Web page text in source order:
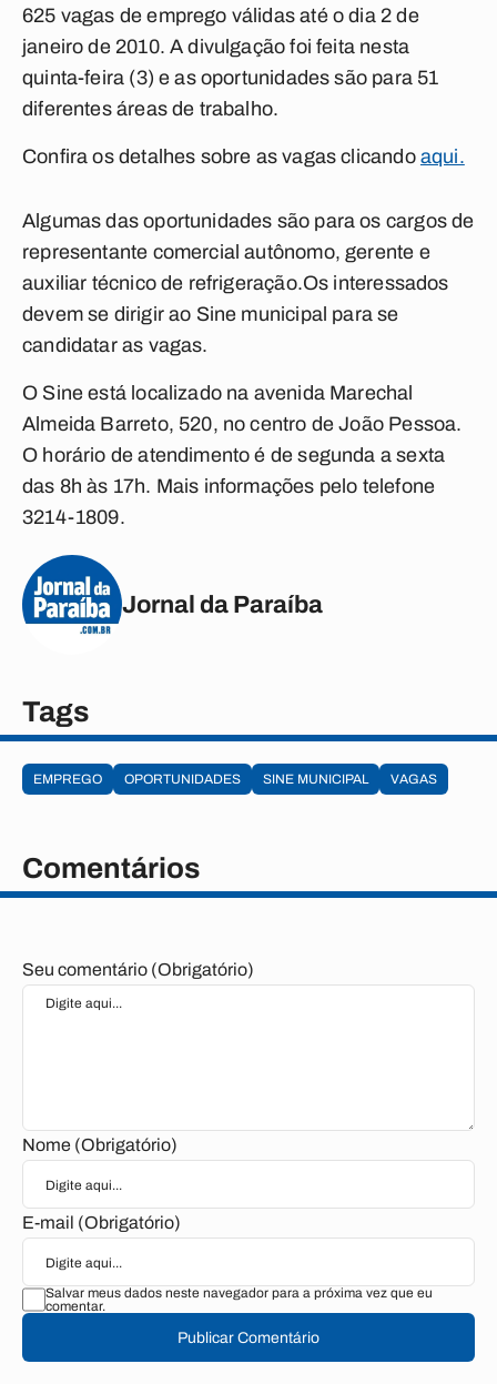
625 vagas de emprego válidas até o dia 2 de
janeiro de 2010. A divulgação foi feita nesta
quinta-feira (3) e as oportunidades são para 51
diferentes áreas de trabalho.
Confira os detalhes sobre as vagas clicando aqui.
Algumas das oportunidades são para os cargos de
representante comercial autônomo, gerente e
auxiliar técnico de refrigeração.Os interessados
devem se dirigir ao Sine municipal para se
candidatar as vagas.
O Sine está localizado na avenida Marechal
Almeida Barreto, 520, no centro de João Pessoa.
O horário de atendimento é de segunda a sexta
das 8h às 17h. Mais informações pelo telefone
3214-1809.
Jornal da Paraíba
Tags
EMPREGO OPORTUNIDADES SINE MUNICIPAL VAGAS
Comentários
Seu comentário (Obrigatório)
Nome (Obrigatório)
E-mail (Obrigatório)
Salvar meus dados neste navegador para a próxima vez que eu
comentar.
Publicar Comentário